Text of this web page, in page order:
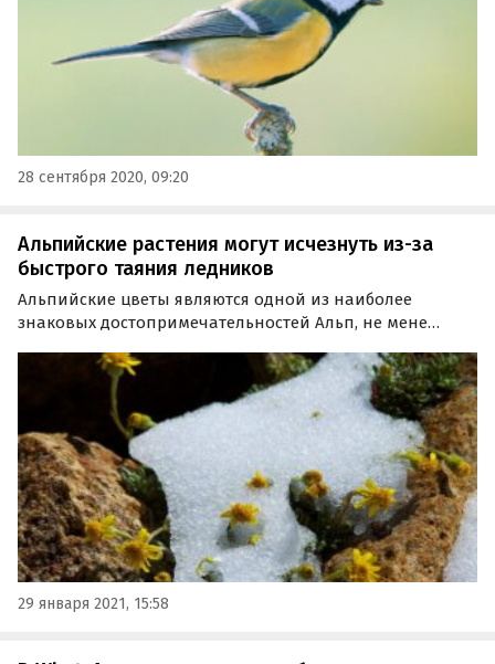
28 сентября 2020, 09:20
Альпийские растения могут исчезнуть из-за
быстрого таяния ледников
Альпийские цветы являются одной из наиболее
знаковых достопримечательностей Альп, не мене
склоны. Впрочем, недавние исследования в области
таяния ледников говорят о том, что порядка 20%
растительного…
29 января 2021, 15:58